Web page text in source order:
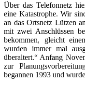
Über das Telefonnetz
eine Katastrophe. Wir
an das Ortsnetz Lützen
mit zwei Anschlüssen
bekommen, gleicht
wurden immer mal
überaltert.“ Anfang
zur
begannen 1993 und